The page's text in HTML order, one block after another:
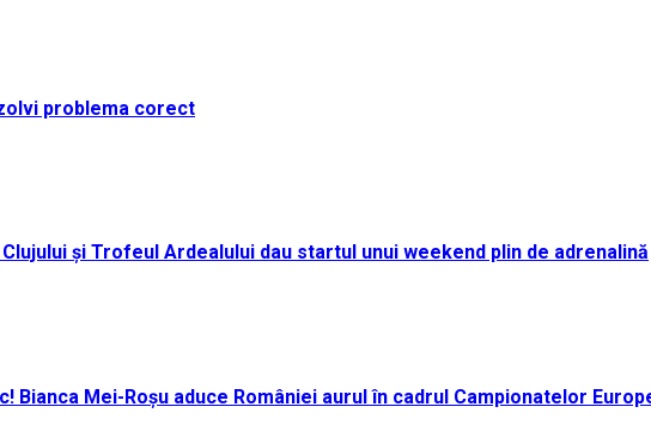
problema corect
și Trofeul Ardealului dau startul unui weekend plin de adrenalină
Mei-Roșu aduce României aurul în cadrul Campionatelor